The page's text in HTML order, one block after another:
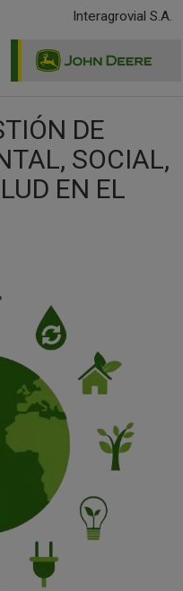
Interagrovial S.A.
DE
SOCIAL,
EN EL